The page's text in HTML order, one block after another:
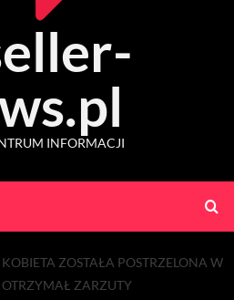
INFORMACJI
KOBIETA ZOSTAŁA POSTRZELONA W
ZARZUTY